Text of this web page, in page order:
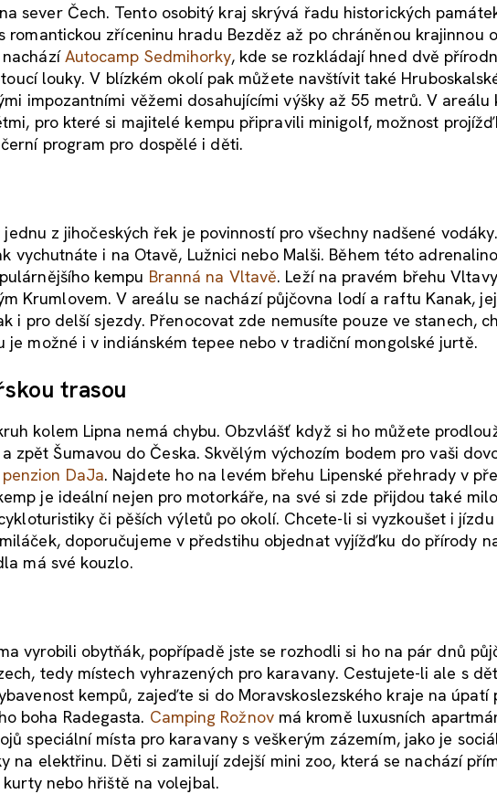
sever Čech. Tento osobitý kraj skrývá řadu historických
romantickou zříceninu hradu Bezděz až po chráněnou krajinnou
nacházíAutocamp Sedmihorky, kde se rozkládají hned dvě
louky. V blízkém okolí pak můžete navštívit také
impozantními věžemi dosahujícími výšky až 55 metrů. V areálu
pro které si majitelé kempu připravili minigolf, možnost
program pro dospělé i děti.
z jihočeských řek je povinností pro všechny nadšené
vychutnáte i na Otavě, Lužnici nebo Malši. Během této
kempu Branná na Vltavě. Leží na pravém břehu
Krumlovem. V areálu se nachází půjčovna lodí a raftu Kanak,
i pro delší sjezdy. Přenocovat zde nemusíte pouze ve stanech,
je možné i v indiánském tepee nebo v tradiční mongolské jurtě.
trasou
kolem Lipna nemá chybu. Obzvlášť když si ho můžete
zpět Šumavou do Česka. Skvělým výchozím bodem pro vaši
DaJa. Najdete ho na levém břehu Lipenské přehrady v
je ideální nejen pro motorkáře, na své si zde přijdou také
či pěších výletů po okolí. Chcete-li si vyzkoušet i jízdu
doporučujeme v předstihu objednat vyjížďku do přírody
má své kouzlo.
vyrobili obytňák, popřípadě jste se rozhodli si ho na pár dnů
tedy místech vyhrazených pro karavany. Cestujete-li ale s
kempů, zajeďte si do Moravskoslezského kraje na úpatí
boha Radegasta. Camping Rožnovmá kromě luxusních
speciální místa pro karavany s veškerým zázemím, jako je
na elektřinu. Děti si zamilují zdejší mini zoo, která se nachází
nebo hřiště na volejbal.